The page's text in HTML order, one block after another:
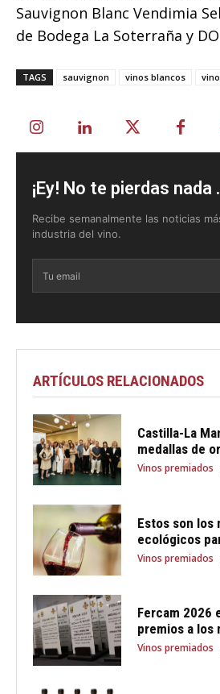
Sauvignon Blanc Vendimia
de Bodega La Soterraña y
TAGS sauvignon vinos blancos
¡Ey! No te pierdas nada
Recibe semanalmente las noticias
industria del vino.
ARTÍCULOS RELACIONADOS
Castilla-La
medallas de
Vinos premiados
Estos son los
ecológicos
Vinos premiados
Fercam 2026
premios a los
Vinos premiados